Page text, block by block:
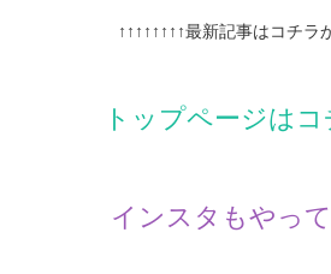
↑↑↑↑↑↑↑↑最新記事はコチラ
トップページは
インスタもやっ